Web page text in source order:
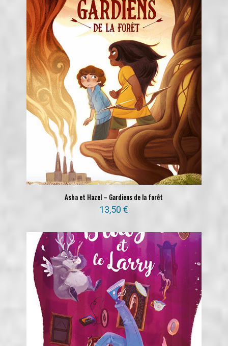
Asha et Hazel – Gardiens de la forêt
13,50€